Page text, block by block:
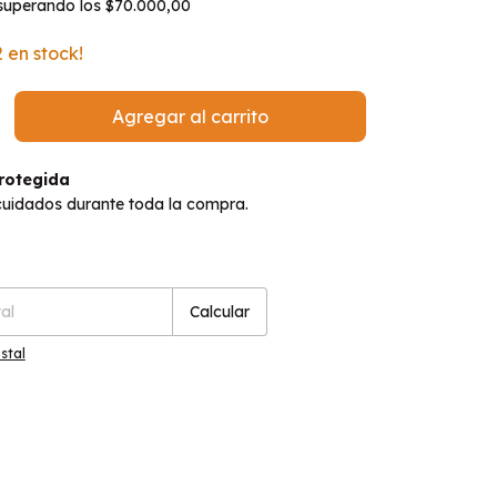
los$70.000,00
en stock!
durante toda la compra.
Calcular